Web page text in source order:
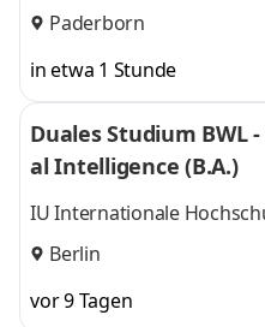
Paderborn
in etwa 1 Stunde
Duales Studium BWL
al Intelligence (B.A.)
IU Internationale
Berlin
vor 9 Tagen